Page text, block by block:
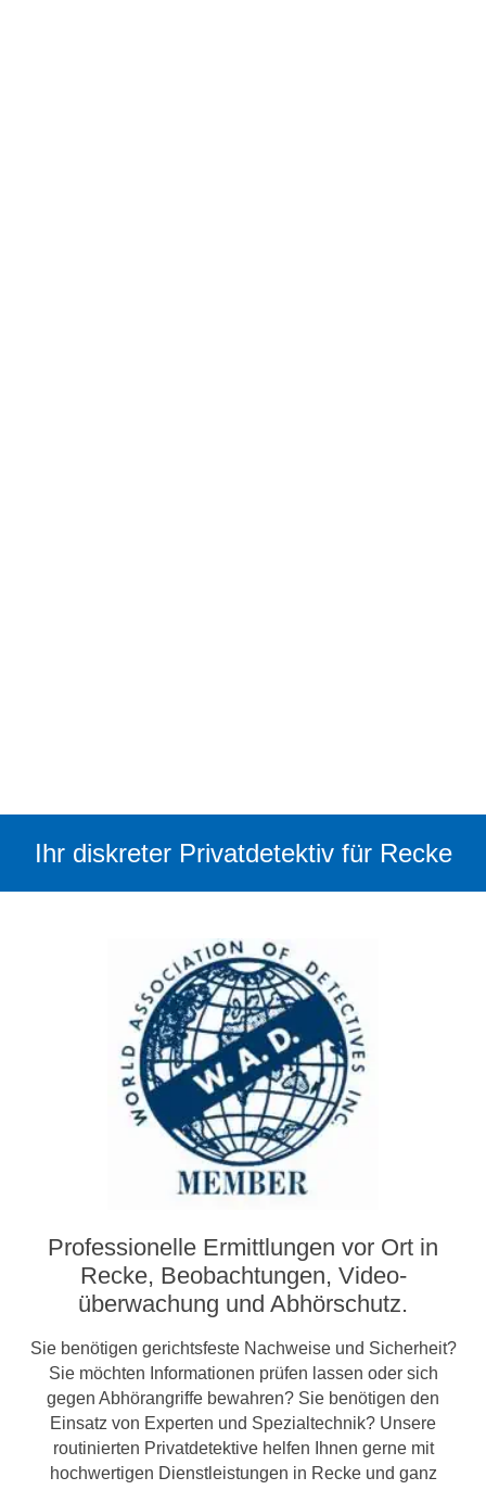
Ihr diskreter Privatdetektiv für Recke
Professionelle Ermittlungen vor Ort in
Recke, Beobachtungen, Video­­
überwachung und Abhörschutz.
Sie benötigen gerichtsfeste Nachweise und Sicherheit?
Sie möchten Informationen prüfen lassen oder sich
gegen Abhörangriffe bewahren? Sie benötigen den
Einsatz von Experten und Spezialtechnik? Unsere
routinierten Privatdetektive helfen Ihnen gerne mit
hochwertigen Dienstleistungen in Recke und ganz